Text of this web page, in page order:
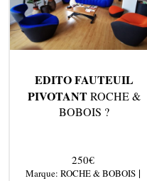
EDITO FAUTEUIL
PIVOTANTROCHE &
BOBOIS ?
250€
Marque: ROCHE & BOBOIS |